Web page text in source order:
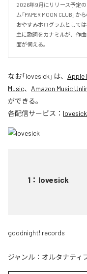
2026年9月にリリース予定
ム「PAPER MOON CLUB」か
おやすみホログラムとして
主に歌詞をカナミルが、作
面が伺える。
なお「lovesick 」は、 Apple
Music、 Amazon Music
ができる。
各配信サービス： lovesick
1 ： lovesick
goodnight! records
ジャンル： オルタナティ